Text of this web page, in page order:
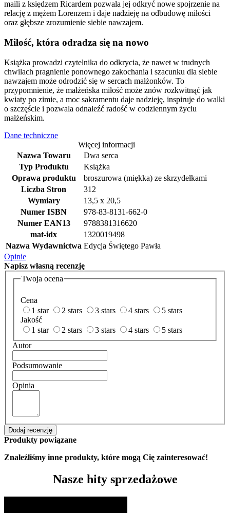
maili z księdzem Ricardem pozwala jej odkryć nowe spojrzenie na
relację z mężem Lorenzem i daje nadzieję na odbudowę miłości
oraz głębsze zrozumienie siebie nawzajem.
Miłość, która odradza się na nowo
Książka prowadzi czytelnika do odkrycia, że nawet w trudnych
chwilach pragnienie ponownego zakochania i szacunku dla siebie
nawzajem może odrodzić się w sercach małżonków. To
przypomnienie, że małżeńska miłość może znów rozkwitnąć jak
kwiaty po zimie, a moc sakramentu daje nadzieję, inspiruje do walki
o szczęście i pozwala odnaleźć radość w codziennym życiu
małżeńskim.
Dane techniczne
Więcej informacji
Nazwa Towaru
Dwa serca
Typ Produktu
Książka
Oprawa produktu
broszurowa (miękka) ze skrzydełkami
Liczba Stron
312
Wymiary
13,5 x 20,5
Numer ISBN
978-83-8131-662-0
Numer EAN13
9788381316620
mat-idx
1320019498
Nazwa Wydawnictwa Edycja Świętego Pawła
Opinie
Napisz własną recenzję
Twoja ocena
Cena
1 star
2 stars 3 stars 4 stars
5 stars
Jakość
1 star
2 stars 3 stars 4 stars
5 stars
Autor
Podsumowanie
Opinia
Dodaj recenzję
Produkty powiązane
Znaleźliśmy inne produkty, które mogą Cię zainteresować!
Nasze hity sprzedażowe